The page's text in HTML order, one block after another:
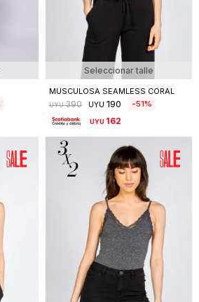
Seleccionar talle
MUSCULOSA SEAMLESS CORAL
UYU 390 UYU 190 51
UYU 162